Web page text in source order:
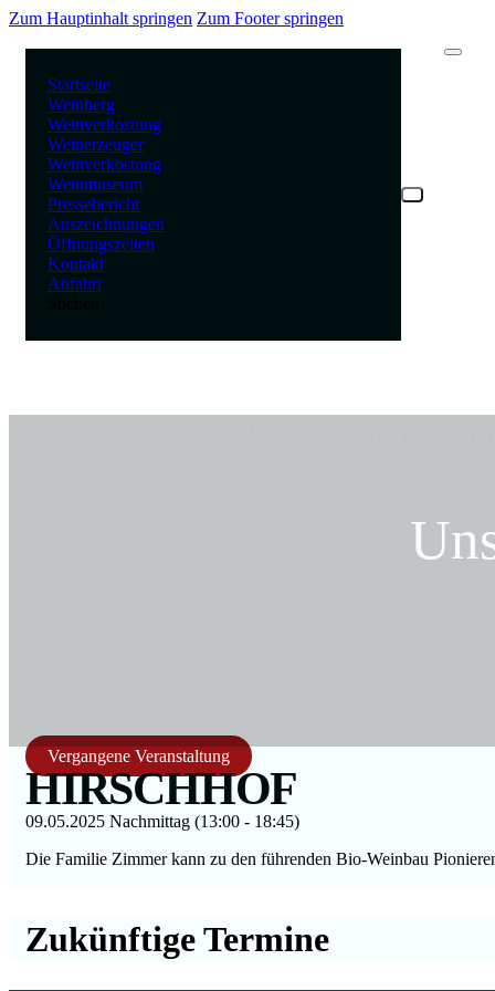
Zum Hauptinhalt springen Zum Footer springen
Startseite
Weinberg
Weinverkostung
Weinerzeuger
Weinverkostung
Weinmuseum
Pressebericht
Auszeichnungen
Öffnungszeiten
Kontakt
Anfahrt
Vergangene Veranstaltung
HIRSCHHOF
09.05.2025 Nachmittag (13:00 - 18:45)
Die Familie Zimmer kann zu den führenden Bio-Weinbau
Zukünftige Termine